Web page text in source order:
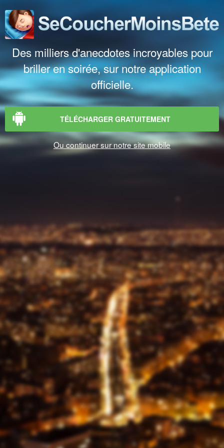
Des milliers d'anecdotes incroyables pour
briller en soirée, sur notre application
officielle.
TÉLÉCHARGER GRATUITEMENT
Ou continuer sur notre site mobile